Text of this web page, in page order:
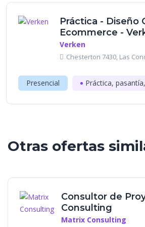
Práctica - Diseño
Ecommerce -
Verken
Chesterton 7430, Las
Presencial Práctica,
Otras ofertas
Consultor de
Consulting
Matrix Consulting